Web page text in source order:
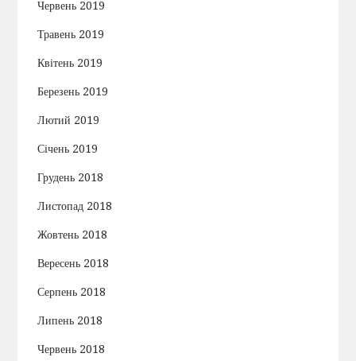
Червень 2019
Травень 2019
Квітень 2019
Березень 2019
Лютий 2019
Січень 2019
Грудень 2018
Листопад 2018
Жовтень 2018
Вересень 2018
Серпень 2018
Липень 2018
Червень 2018